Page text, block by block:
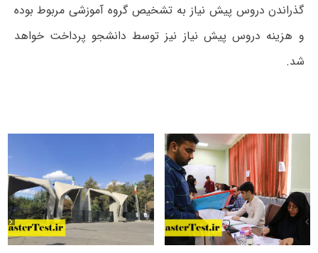
گذراندن دروس پیش نیاز به تشخیص گروه آموزشی مربوط بوده
و هزینه دروس پیش نیاز نیز توسط دانشجو پرداخت خواهد
شد.